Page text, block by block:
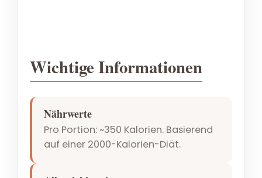
Wichtige Informationen
Nährwerte
Pro Portion: ~350 Kalorien. Basierend
auf einer 2000-Kalorien-Diät.